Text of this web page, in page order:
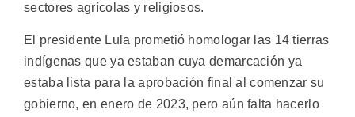
sectores agrícolas y religiosos.
El presidente Lula prometió homologar las 14 tierras
indígenas que ya estaban cuya demarcación ya
estaba lista para la aprobación final al comenzar su
gobierno, en enero de 2023, pero aún falta hacerlo